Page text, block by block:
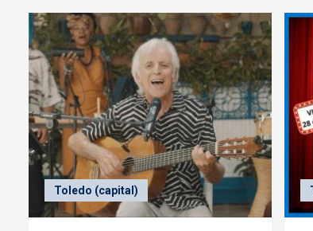
Toledo (capital)